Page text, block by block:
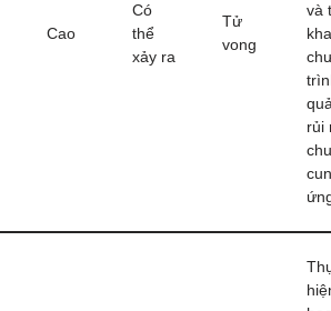
Cao
Có
thể
xảy ra
Tử
vong
và
rủi